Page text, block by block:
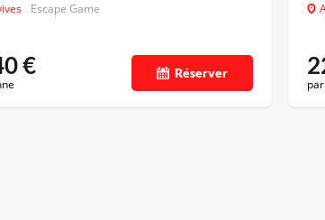
Escape Game
€ Réserver